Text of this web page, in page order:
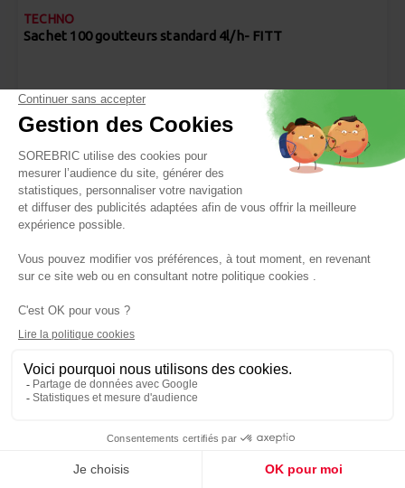
TECHNO
Sachet 100 goutteurs standard 4l/h- FITT
Réf : 3330450101246
33,90 €
100 Goutteurs Auto-régulant 4L/heure + Poinçon